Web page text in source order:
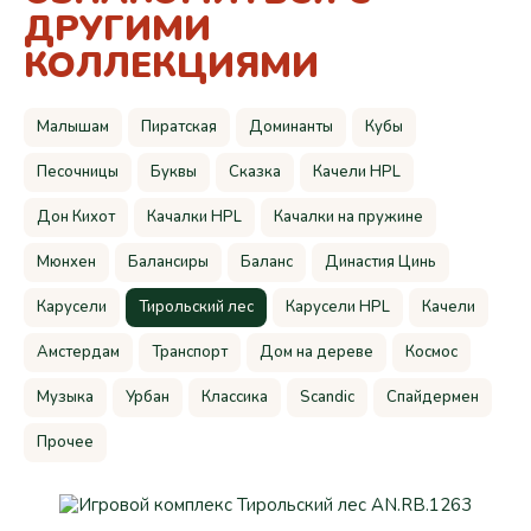
ДРУГИМИ
КОЛЛЕКЦИЯМИ
Малышам Пиратская Доминанты Кубы
Песочницы Буквы Сказка Качели HPL
Дон Кихот Качалки HPL Качалки на пружине
Мюнхен Балансиры Баланс Династия Цинь
Карусели Тирольский лес Карусели HPL Качели
Амстердам Транспорт Дом на дереве Космос
Музыка Урбан Классика Scandic Спайдермен
Прочее